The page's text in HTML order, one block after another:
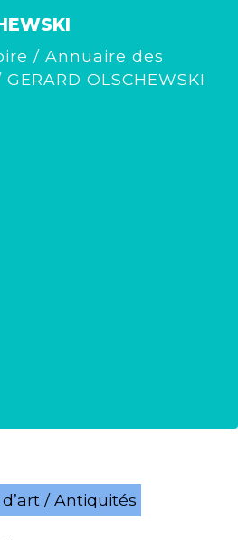
/ Annuaire des
GERARD OLSCHEWSKI
/ Antiquités